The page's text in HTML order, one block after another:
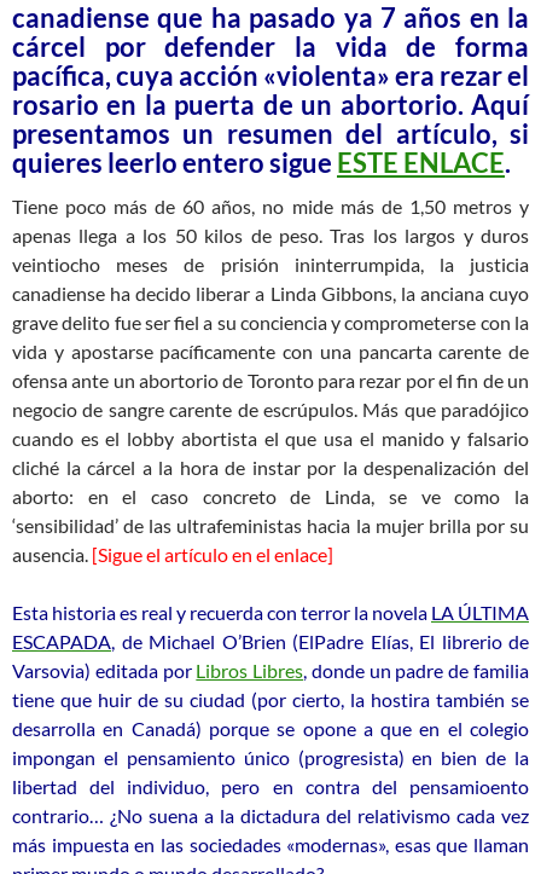
canadiense que ha pasado ya 7 años en la
cárcel por defender la vida de forma
pacífica, cuya acción «violenta» era rezar el
rosario en la puerta de un abortorio. Aquí
presentamos un resumen del artículo, si
quieres leerlo entero sigue ESTE ENLACE.
Tiene poco más de 60 años, no mide más de 1,50 metros y
apenas llega a los 50 kilos de peso. Tras los largos y duros
veintiocho meses de prisión ininterrumpida, la justicia
canadiense ha decido liberar a Linda Gibbons, la anciana cuyo
grave delito fue ser fiel a su conciencia y comprometerse con la
vida y apostarse pacíficamente con una pancarta carente de
ofensa ante un abortorio de Toronto para rezar por el fin de un
negocio de sangre carente de escrúpulos. Más que paradójico
cuando es el lobby abortista el que usa el manido y falsario
cliché la cárcel a la hora de instar por la despenalización del
aborto: en el caso concreto de Linda, se ve como la
‘sensibilidad’ de las ultrafeministas hacia la mujer brilla por su
ausencia. [Sigue el artículo en el enlace]
Esta historia es real y recuerda con terror la novela LA ÚLTIMA
ESCAPADA, de Michael O’Brien (ElPadre Elías, El librerio de
Varsovia) editada por Libros Libres, donde un padre de familia
tiene que huir de su ciudad (por cierto, la hostira también se
desarrolla en Canadá) porque se opone a que en el colegio
impongan el pensamiento único (progresista) en bien de la
libertad del individuo, pero en contra del pensamioento
contrario… ¿No suena a la dictadura del relativismo cada vez
más impuesta en las sociedades «modernas», esas que llaman